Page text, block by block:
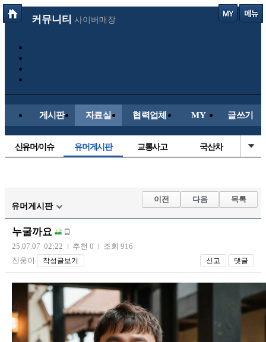
커뮤니티 사이버매장
게시판 자료실 협력업체 MY 글쓰기
신유머/이슈 유머게시판 교통사고 국산차
자유사진 군사/무기
트럭/버스
장착시공사진
유머게시판
이전 다음 목록
누굴까요
25.07.07 02:22 추천 0
조회 916
진웅이
작성글보기 신고 댓글